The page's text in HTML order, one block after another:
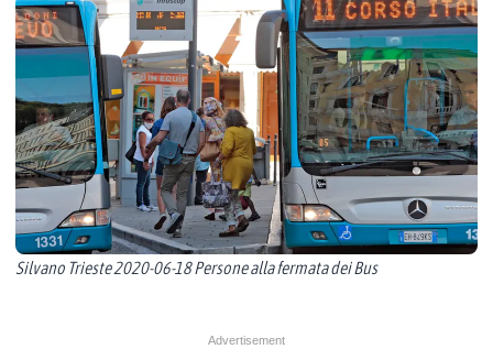
Silvano Trieste 2020-06-18 Persone alla fermata dei Bus